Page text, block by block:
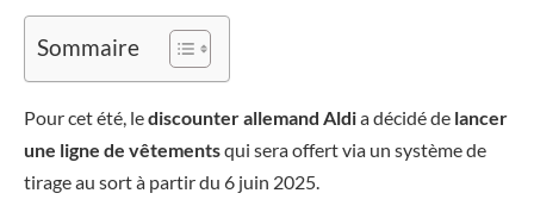
Sommaire
Pour cet été, lediscounter allemand Aldia décidé de lancer
une ligne de vêtementsqui sera offert via un système de
tirage au sort à partir du 6 juin 2025.